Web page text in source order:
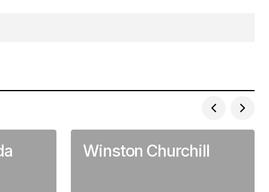
85.752.814
de visitantes